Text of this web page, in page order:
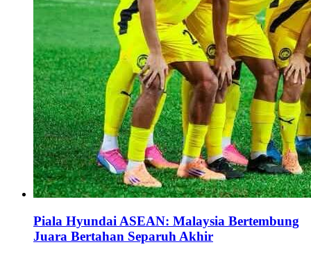
Piala Hyundai ASEAN: Malaysia Bertembung
Juara Bertahan Separuh Akhir